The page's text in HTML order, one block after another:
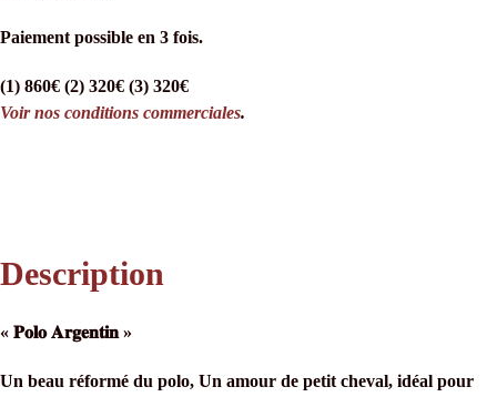
Paiement possible en 3 fois.
(1) 860€ (2) 320€ (3) 320€
Voir nos conditions commerciales.
Description
« 𝐏𝐨𝐥𝐨 𝐀𝐫𝐠𝐞𝐧𝐭𝐢𝐧 »
Un beau réformé du polo, Un amour de petit cheval, idéal pour